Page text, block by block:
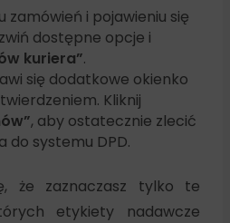
zamówień i pojawieniu się
dostępne opcje i
kuriera”.
się dodatkowe okienko
Kliknij
, aby ostatecznie zlecić
do systemu DPD.
że zaznaczasz tylko te
etykiety nadawcze